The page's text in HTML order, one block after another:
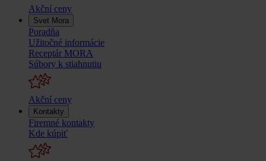
Akční ceny
Svet Mora
Poradňa
Užitočné informácie
Receptár MORA
Súbory k stiahnutiu
Akční ceny
Kontakty
Firemné kontakty
Kde kúpiť